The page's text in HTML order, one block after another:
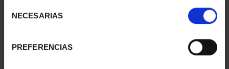
NECESARIAS
PREFERENCIAS
CENTENARIO DE